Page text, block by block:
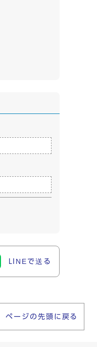
LINEで送る
ページの先頭に戻る